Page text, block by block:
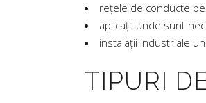
rețele de conducte
aplicații unde sunt
instalații industriale
TIPURI